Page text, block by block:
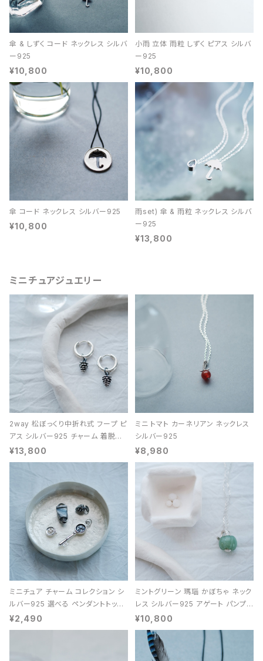
傘 & しずく コード ネックレス シルバ
ー925
¥10,800
小雨 立体 雨粒 しずく ピアス シルバ
ー925
¥10,800
傘 コード ネックレス シルバー925
¥10,800
雨set) 傘 & 雨粒 ネックレス シルバ
ー925
¥13,800
ミニチュアジュエリー
2way 松ぼっくり中折れ式 フープ ピ
アス シルバー925 チャーム 着脱可
能 レディース ユニセックス
¥13,800
ミニ トマト カーネリアン ネックレス
シルバー925
¥8,980
ミニチュア チャーム コレクション シ
ルバー925 選べる ペンダントトップ
レディース ユニセックス
¥2,490
ミントグリーン 瑪瑙 かぼちゃ ネック
レス シルバー925 アゲート パンプキ
ン 天然石 レディース
¥10,800